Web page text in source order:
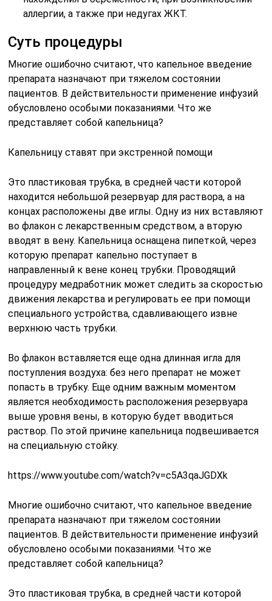
аллергии, а также при недугах ЖКТ.
Суть процедуры
Многие ошибочно считают, что капельное введение
препарата назначают при тяжелом состоянии
пациентов. В действительности применение инфузий
обусловлено особыми показаниями. Что же
представляет собой капельница?
Капельницу ставят при экстренной помощи
Это пластиковая трубка, в средней части которой
находится небольшой резервуар для раствора, а на
концах расположены две иглы. Одну из них вставляют
во флакон с лекарственным средством, а вторую
вводят в вену. Капельница оснащена пипеткой, через
которую препарат капельно поступает в
направленный к вене конец трубки. Проводящий
процедуру медработник может следить за скоростью
движения лекарства и регулировать ее при помощи
специального устройства, сдавливающего извне
верхнюю часть трубки.
Во флакон вставляется еще одна длинная игла для
поступления воздуха: без него препарат не может
попасть в трубку. Еще одним важным моментом
является необходимость расположения резервуара
выше уровня вены, в которую будет вводиться
раствор. По этой причине капельница подвешивается
на специальную стойку.
https://www.youtube.com/watch?v=c5A3qaJGDXk
Многие ошибочно считают, что капельное введение
препарата назначают при тяжелом состоянии
пациентов. В действительности применение инфузий
обусловлено особыми показаниями. Что же
представляет собой капельница?
Это пластиковая трубка, в средней части которой